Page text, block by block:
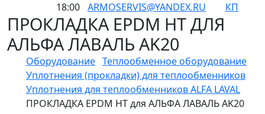
18:00 ARMOSERVIS@YANDEX.RU
КП
ПРОКЛАДКА EPDM HT ДЛЯ
АЛЬФА ЛАВАЛЬ AK20
Оборудование Теплообменное оборудование
Уплотнения (прокладки) для теплообменников
Уплотнения для теплообменников ALFA LAVAL
ПРОКЛАДКА EPDM HT для АЛЬФА ЛАВАЛЬ AK20